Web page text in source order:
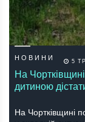
НОВИНИ 5
На
дитиною
На Чортківщині